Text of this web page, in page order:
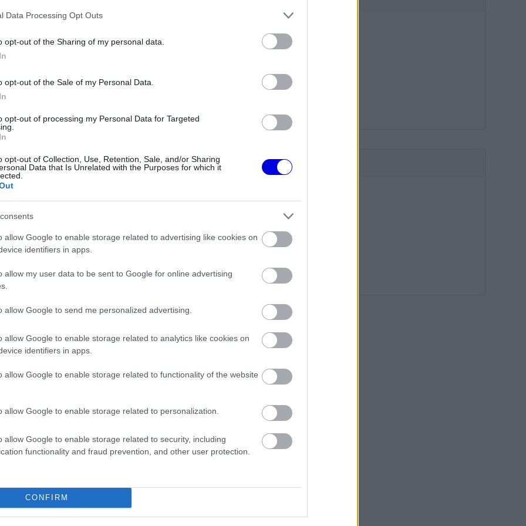
Data Processing Opt Outs
opt-out of the Sharing of my personal data.
opt-out of the Sale of my Personal Data.
opt-out of processing my Personal Data for Targeted
opt-out of Collection, Use, Retention, Sale, and/or Sharing
Data that Is Unrelated with the Purposes for which it
allow Google to enable storage related to advertising like cookies on
identifiers in apps.
allow my user data to be sent to Google for online advertising
allow Google to send me personalized advertising.
allow Google to enable storage related to analytics like cookies on
identifiers in apps.
allow Google to enable storage related to functionality of the website
allow Google to enable storage related to personalization.
allow Google to enable storage related to security, including
functionality and fraud prevention, and other user protection.
CONFIRM
helyéről egészen a hetedik
a közelgő Magyar Nagydíj előtt rázta
várhatja a szezon folytatását.
kér Alonso
a
Különleges hangulat vár
Antonellire Monzában, nem
aratott győzelmet egy szoros küzdelem
állhatott még fel.